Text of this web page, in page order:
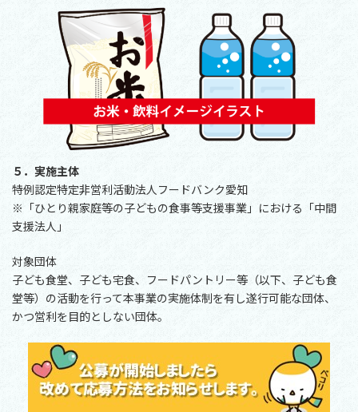
５．実施主体
特例認定特定非営利活動法人フードバンク愛知
※「ひとり親家庭等の子どもの食事等支援事業」における「中間
支援法人」
対象団体
子ども食堂、子ども宅食、フードパントリー等（以下、子ども食
堂等）の活動を行って本事業の実施体制を有し遂行可能な団体、
かつ営利を目的としない団体。